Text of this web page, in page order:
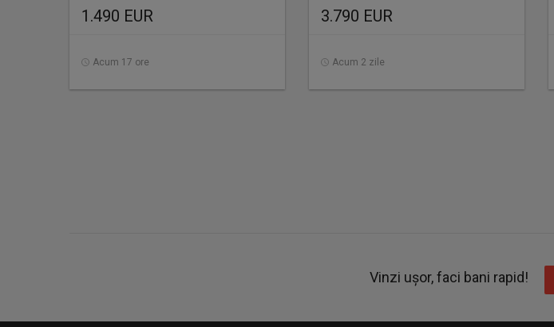
1.490 EUR
Acum 17 ore
3.790 EUR
Acum 2 zile
Vinzi ușor, faci bani rapid!